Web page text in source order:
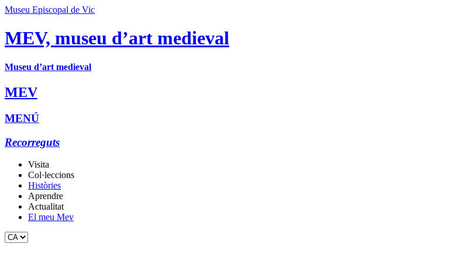
Museu Episcopal de Vic
MEV, museu d’art medieval
Museu d’art medieval
MEV
MENÚ
Recorreguts
Visita
Col·leccions
Històries
Aprendre
Actualitat
El meu Mev